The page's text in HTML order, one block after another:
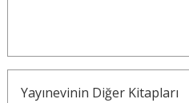
Yayınevinin Diğer Kitapları